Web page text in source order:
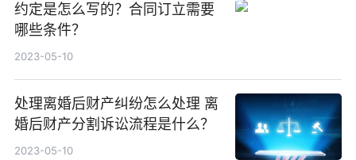
约定是怎么写的？合同订立需要
哪些条件？
2023-05-10
处理离婚后财产纠纷怎么处理 离
婚后财产分割诉讼流程是什么？
2023-05-10